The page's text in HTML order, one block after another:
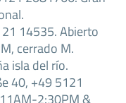
14535. Abierto
cerrado M.
isla del río.
40, +49 5121
2:30PM &